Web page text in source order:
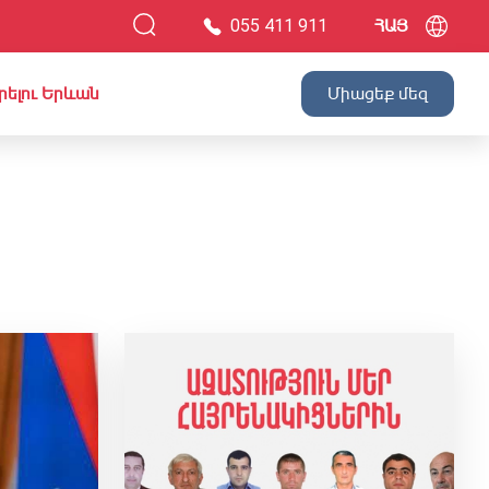
055 411 911 ՀԱՅ
Երևան Միացեք մեզ